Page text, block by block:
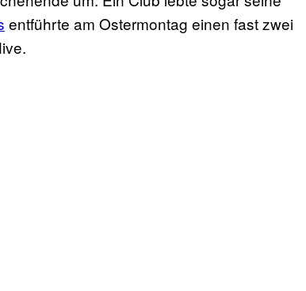
entführte am Ostermontag einen fast zwei